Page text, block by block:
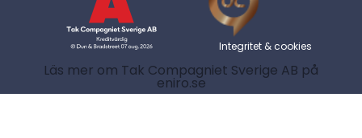
Integritet & cookies
Läs mer om Tak Compagniet Sverige AB på
eniro.se